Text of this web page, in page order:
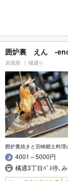
囲炉裏 えん -
居酒屋 橘通り
囲炉裏焼きと宮崎郷土料理
4001～5000円
橘通3丁目ﾊﾞｽ停､